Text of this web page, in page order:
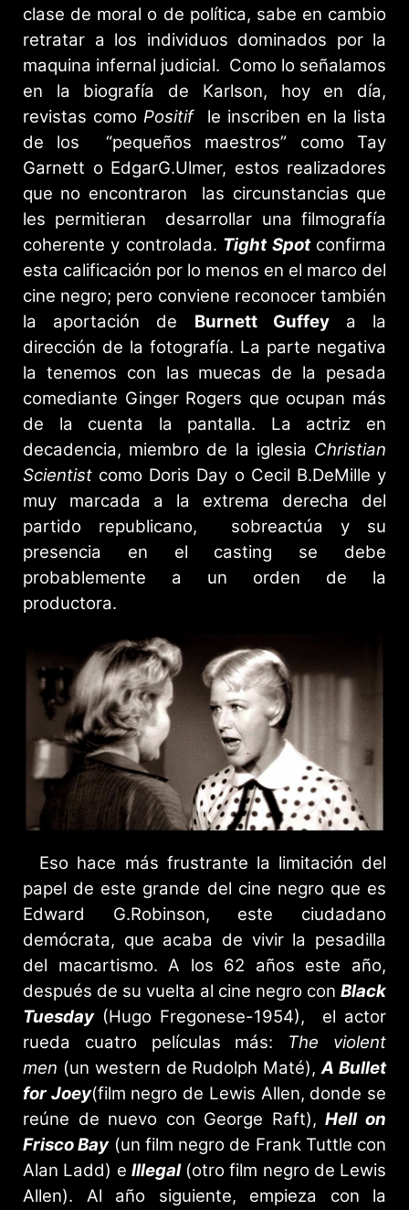
clase de moral o de política, sabe en cambio
retratar a los individuos dominados por la
maquina infernal judicial. Como lo señalamos
en la biografía de Karlson, hoy en día,
revistas comoPositifle inscriben en la lista
de los “pequeños maestros” como Tay
Garnett o EdgarG.Ulmer, estos realizadores
que no encontraron las circunstancias que
les permitieran desarrollar una filmografía
coherente y controlada. Tight Spotconfirma
esta calificación por lo menos en el marco del
cine negro; pero conviene reconocer también
la aportación de Burnett Guffeya la
dirección de la fotografía. La parte negativa
la tenemos con las muecas de la pesada
comediante Ginger Rogers que ocupan más
de la cuenta la pantalla. La actriz en
decadencia, miembro de la iglesia Christian
Scientist como Doris Day o Cecil B.DeMille y
muy marcada a la extrema derecha del
partido republicano, sobreactúa y su
presencia en el casting se debe
probablemente a un orden de la
productora.
Eso hace más frustrante la limitación del
papel de este grande del cine negro que es
Edward G.Robinson, este ciudadano
demócrata, que acaba de vivir la pesadilla
del macartismo. A los 62 años este año,
después de su vuelta al cine negro con Black
Tuesday(Hugo Fregonese-1954), el actor
rueda cuatro películas más: The violent
men (un western de Rudolph Maté),A Bullet
for Joey(film negro de Lewis Allen, donde se
reúne de nuevo con George Raft),Hell on
Frisco Bay(un film negro de Frank Tuttle con
Alan Ladd) e Illegal(otro film negro de Lewis
Allen). Al año siguiente, empieza con la